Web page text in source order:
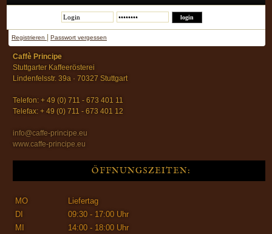
Registrieren Passwort vergessen
Caffè Principe
Stuttgarter Kaffeerösterei
Lindenfelsstr. 39a · 70327 Stuttgart
Telefon: + 49 (0) 711 - 673 401 11
Telefax: + 49 (0) 711 - 673 401 12
info@caffe-principe.eu
www.caffe-principe.eu
ÖFFNUNGSZEITEN:
MO
Liefertag
DI
09:30 - 17:00 Uhr
MI
14:00 - 18:00 Uhr